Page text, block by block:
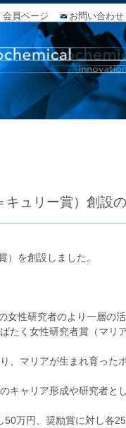
会員ページ お問い合わせ
ュリー賞）創設
を創設しました。
女性研究者のより一層の
たく女性研究者賞（マリ
、マリアが生まれ育った
キャリア形成や研究者と
万円、奨励賞に対し各